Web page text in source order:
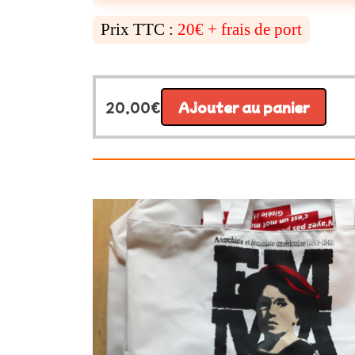
Prix TTC : 20€ + frais de port
20,00€ Ajouter au panier